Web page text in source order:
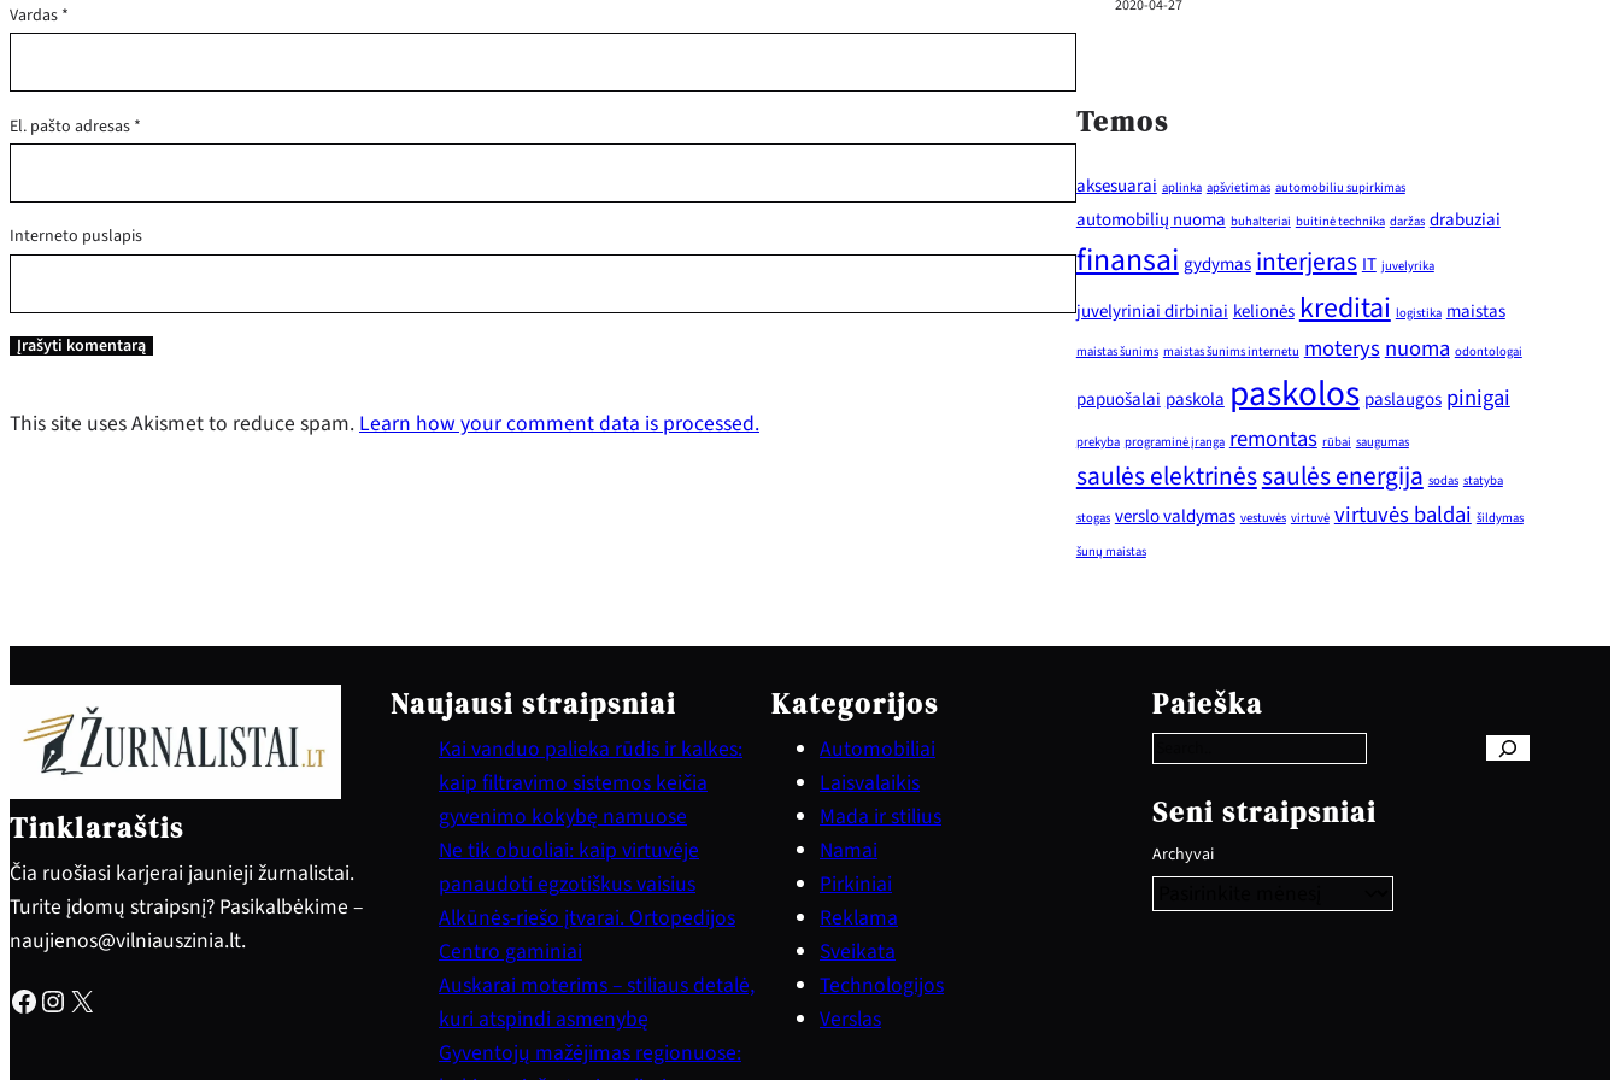
Vardas *
El. pašto adresas *
Interneto puslapis
This site uses Akismet to reduce spam. Learn how your comment data is processed.
2020-04-27
Temos
aksesuarai aplinka apšvietimas automobiliu supirkimas
automobilių nuoma buhalteriai buitinė technika daržas drabuziai
finansai gydymas interjeras IT juvelyrika
juvelyriniai dirbiniai kelionėskreditai logistika maistas
maistas šunims maistas šunims internetu moterys nuoma odontologai
papuošalai paskola paskolos paslaugos pinigai
prekyba programinė įranga remontas rūbai saugumas
saulės elektrinėssaulės energija sodas statyba
stogas verslo valdymas vestuvės virtuvė virtuvės baldai šildymas
šunų maistas
Tinklaraštis
Čia ruošiasi karjerai jaunieji žurnalistai.
Turite įdomų straipsnį? Pasikalbėkime –
naujienos@vilniauszinia.lt.
Facebook Instagram X
Naujausi straipsniai
Kai vanduo palieka rūdis ir kalkes:
kaip filtravimo sistemos keičia
gyvenimo kokybę namuose
Ne tik obuoliai: kaip virtuvėje
panaudoti egzotiškus vaisius
Alkūnės-riešo įtvarai. Ortopedijos
Centro gaminiai
Auskarai moterims – stiliaus detalė,
kuri atspindi asmenybę
Gyventojų mažėjimas regionuose:
Kategorijos
Automobiliai
Laisvalaikis
Mada ir stilius
Namai
Pirkiniai
Reklama
Sveikata
Technologijos
Verslas
Paieška
e
a
c
h
Seni straipsniai
Archyvai